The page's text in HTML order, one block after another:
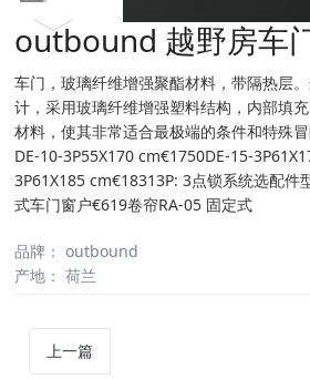
outbound 越野房车
车门，玻璃纤维增强聚酯材料，带隔热层
计，采用玻璃纤维增强塑料结构，内部填
材料，使其非常适合最极端的条件和特殊
DE-10-3P55X170 cm€1750DE-15-
3P61X185 cm€18313P: 3点锁系统选配件
式车门窗户€619卷帘RA-05 固定式
品牌： outbound
产地： 荷兰
上一篇